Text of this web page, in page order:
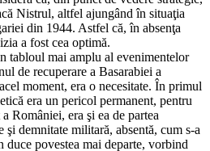
Nistrul, altfel ajungând în situaţia
din 1944. Astfel că, în absenţa
a fost cea optimă.
tabloul mai amplu al evenimentelor
de recuperare a Basarabiei a
moment, era o necesitate. În primul
era un pericol permanent, pentru
României, era şi ea de partea
demnitate militară, absentă, cum s-a
povestea mai departe, vorbind